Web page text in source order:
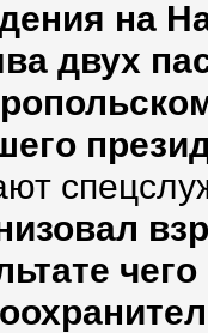
на
двух